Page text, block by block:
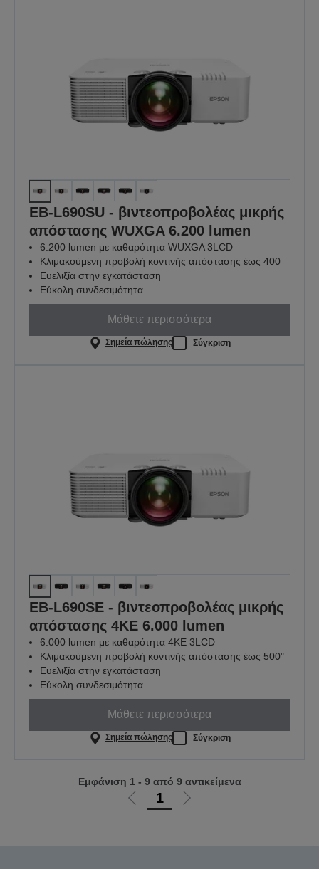
EB-L690SU - βιντεοπροβολέας μικρής
απόστασης WUXGA 6.200 lumen
6.200 lumen με καθαρότητα WUXGA 3LCD
Κλιμακούμενη προβολή κοντινής απόστασης έως 400
Ευελιξία στην εγκατάσταση
Εύκολη συνδεσιμότητα
Μάθετε περισσότερα
Σημεία πώλησης Σύγκριση
EB-L690SE - βιντεοπροβολέας μικρής
απόστασης 4KE 6.000 lumen
6.000 lumen με καθαρότητα 4KE 3LCD
Κλιμακούμενη προβολή κοντινής απόστασης έως 500"
Ευελιξία στην εγκατάσταση
Εύκολη συνδεσιμότητα
Μάθετε περισσότερα
Σημεία πώλησης Σύγκριση
Μετάβαση
1
Μετάβαση
Εμφάνιση 1 - 9 από 9 αντικείμενα